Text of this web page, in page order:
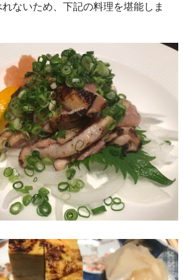
ないため、下記の料理を堪能しま